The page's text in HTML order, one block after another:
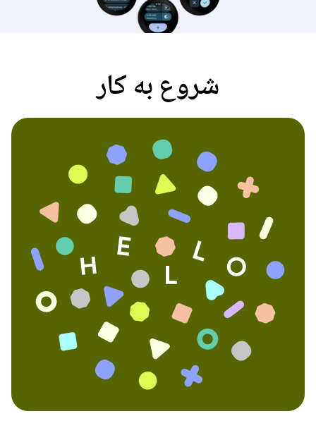
شروع به کار